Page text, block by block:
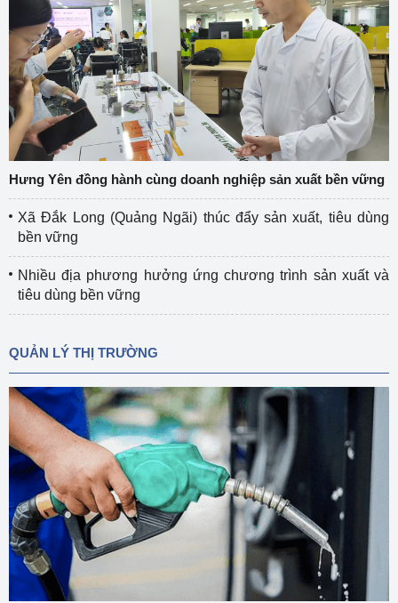
Hưng Yên đồng hành cùng doanh nghiệp sản xuất bền vững
Xã Đắk Long (Quảng Ngãi) thúc đẩy sản xuất, tiêu dùng
bền vững
Nhiều địa phương hưởng ứng chương trình sản xuất và
tiêu dùng bền vững
QUẢN LÝ THỊ TRƯỜNG